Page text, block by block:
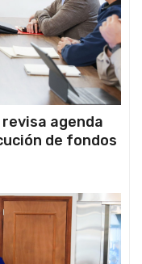
agenda
de fondos